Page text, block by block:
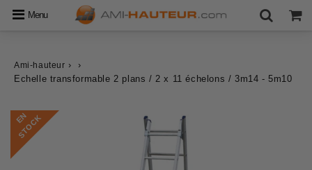
Menu
Ami-hauteur ›
›
Echelle transformable 2 plans / 2 x 11 échelons / 3m14 - 5m10
E
N
S
T
O
C
K